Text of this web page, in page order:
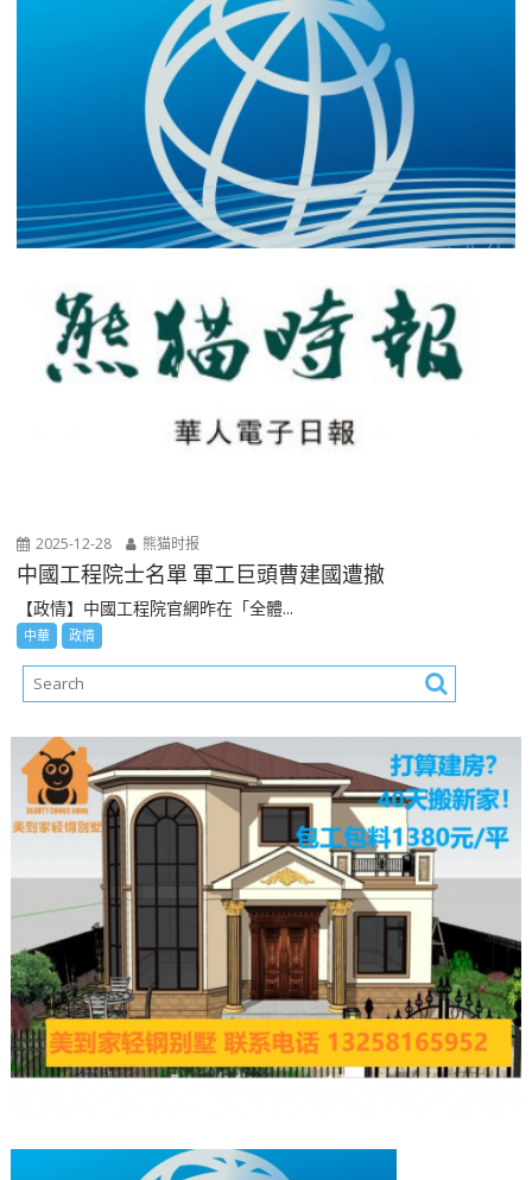
2025-12-28 熊猫时报
中國工程院士名單 軍工巨頭曹建國遭撤
【政情】中國工程院官網昨在「全體...
中華 政情